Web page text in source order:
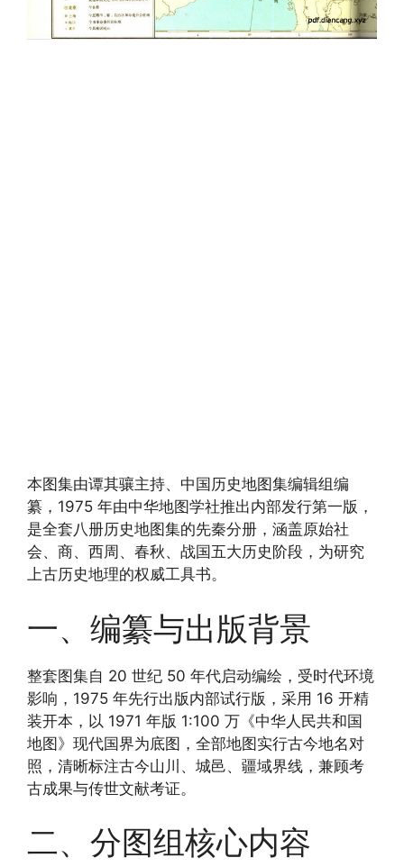
本图集由谭其骧主持、中国历史地图集编辑组编
纂，1975 年由中华地图学社推出内部发行第一版，
是全套八册历史地图集的先秦分册，涵盖原始社
会、商、西周、春秋、战国五大历史阶段，为研究
上古历史地理的权威工具书。
一、编纂与出版背景
整套图集自 20 世纪 50 年代启动编绘，受时代环境
影响，1975 年先行出版内部试行版，采用 16 开精
装开本，以 1971 年版 1:100 万《中华人民共和国
地图》现代国界为底图，全部地图实行古今地名对
照，清晰标注古今山川、城邑、疆域界线，兼顾考
古成果与传世文献考证。
二、分图组核心内容